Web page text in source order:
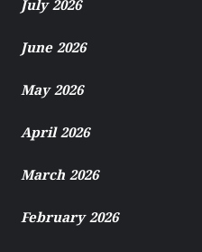
July 2026
June 2026
May 2026
April 2026
March 2026
February 2026